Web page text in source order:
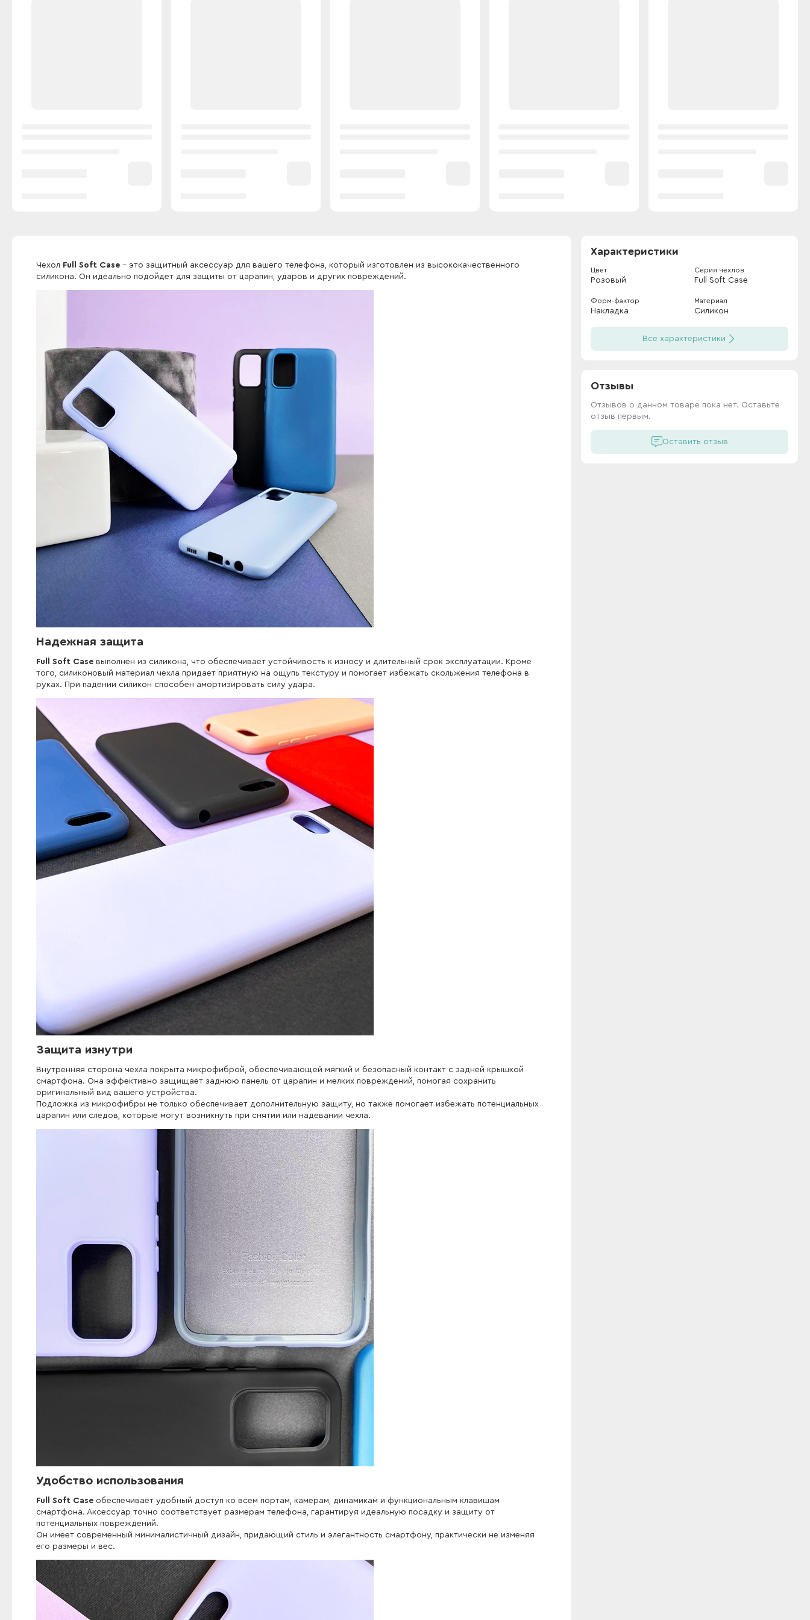
Чехол Full Soft Case - это защитный аксессуар для вашего телефона, который изготовлен из высококачественного
силикона. Он идеально подойдет для защиты от царапин, ударов и других повреждений.
Надежная защита
Full Soft Case выполнен из силикона, что обеспечивает устойчивость к износу и длительный срок эксплуатации. Кроме
того, силиконовый материал чехла придает приятную на ощупь текстуру и помогает избежать скольжения телефона в
руках. При падении силикон способен амортизировать силу удара.
Защита изнутри
Внутренняя сторона чехла покрыта микрофиброй, обеспечивающей мягкий и безопасный контакт с задней крышкой
смартфона. Она эффективно защищает заднюю панель от царапин и мелких повреждений, помогая сохранить
оригинальный вид вашего устройства.
Подложка из микрофибры не только обеспечивает дополнительную защиту, но также помогает избежать потенциальных
царапин или следов, которые могут возникнуть при снятии или надевании чехла.
Удобство использования
Full Soft Case обеспечивает удобный доступ ко всем портам, камерам, динамикам и функциональным клавишам
смартфона. Аксессуар точно соответствует размерам телефона, гарантируя идеальную посадку и защиту от
потенциальных повреждений.
Он имеет современный минималистичный дизайн, придающий стиль и элегантность смартфону, практически не изменяя
его размеры и вес.
Характеристики
Цвет
Розовый
Серия чехлов
Full Soft Case
Форм-фактор
Накладка
Материал
Силикон
Все характеристики
Отзывы
Отзывов о данном товаре пока нет. Оставьте
отзыв первым.
Оставить отзыв